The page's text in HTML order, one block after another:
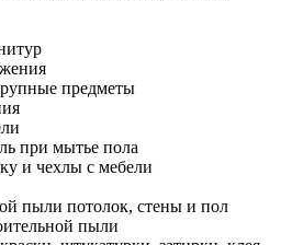
предметы
при мытье пола
и чехлы с мебели
пыли потолок, стены и пол
пыли